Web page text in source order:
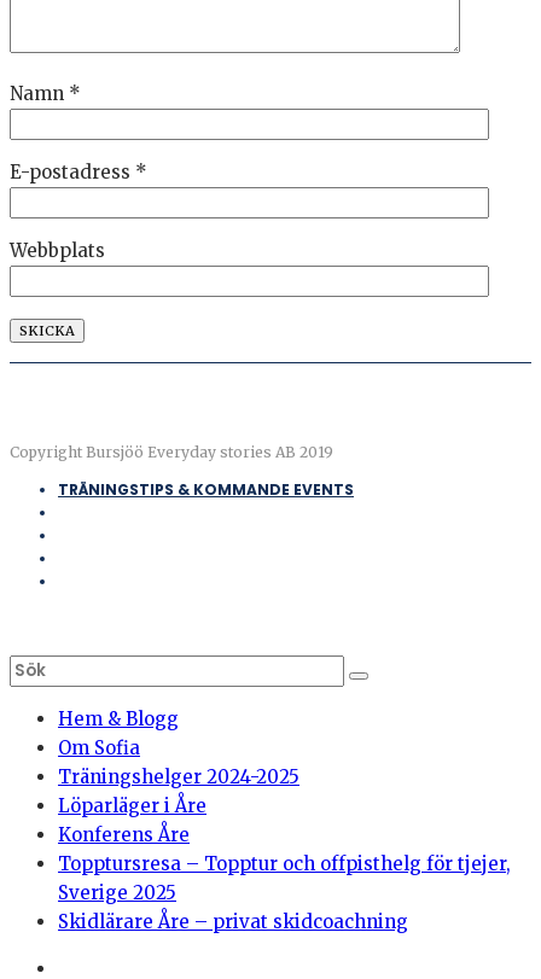
Namn *
E-postadress *
Webbplats
Copyright Bursjöö Everyday stories AB 2019
TRÄNINGSTIPS & KOMMANDE EVENTS
Hem & Blogg
Om Sofia
Träningshelger 2024-2025
Löparläger i Åre
Konferens Åre
Topptursresa – Topptur och offpisthelg för tjejer,
Sverige 2025
Skidlärare Åre – privat skidcoachning